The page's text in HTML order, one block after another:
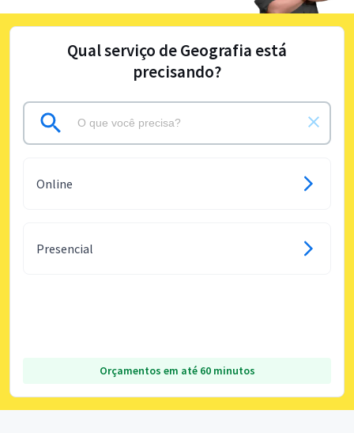
Qual serviço de Geografia está
precisando?
Online
Presencial
Orçamentos em até 60 minutos